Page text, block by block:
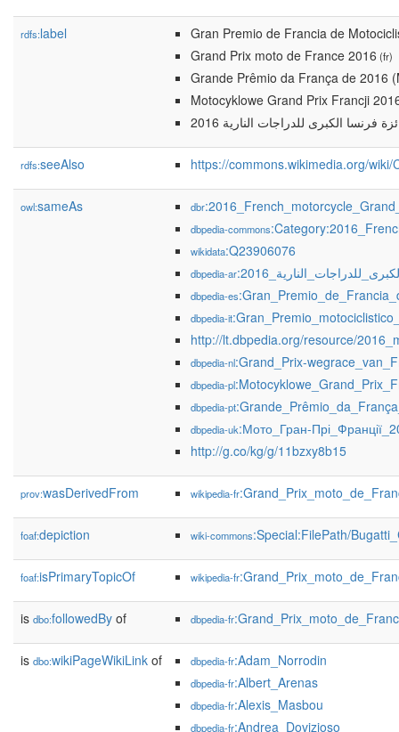
rdfs:label
Gran Premio de Francia de
Grand Prix moto de France 2016 (fr)
Grande Prêmio da França de 2016
Motocyklowe Grand Prix Francji
فرنسا الكبرى للدراجات النارية 2016
rdfs:seeAlso https://commons.wikimedia.org/
owl:sameAs dbr
dbpedia-commons
wikidata:Q23906076
dbpedia-ar
dbpedia-es
dbpedia-it
http://lt.dbpedia.org/resource/
dbpedia-nl:Grand_Prix-
dbpedia-pl
dbpedia-pt
dbpedia-uk:Мото_Гран-
http://g.co/kg/g/11bzxy8b15
prov:wasDerivedFrom wikipedia-fr
foaf:depiction wiki-commons:Special:FilePath/
foaf:isPrimaryTopicOf wikipedia-fr
is dbo:followedBy of dbpedia-fr
is dbo:wikiPageWikiLink of dbpedia-fr:Adam_Norrodin
dbpedia-fr:Albert_Arenas
dbpedia-fr:Alexis_Masbou
dbpedia-fr:Andrea_Dovizioso